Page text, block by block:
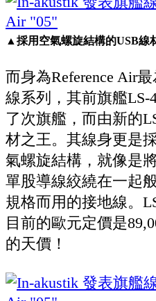
▲採用空氣螺旋結構的USB線
而身為Reference Air
線系列，其前旗艦LS-
了次旗艦，而由新的
材之王。其線身更是
氣螺旋結構，就像是
單股導線絞繞在一起
規格而用的接地線。
目前的歐元定價是
的天價！